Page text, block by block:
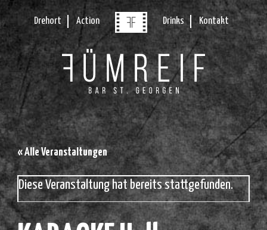
Drehort Action Drinks Kontakt
« Alle Veranstaltungen
Diese Veranstaltung hat bereits stattgefunden.